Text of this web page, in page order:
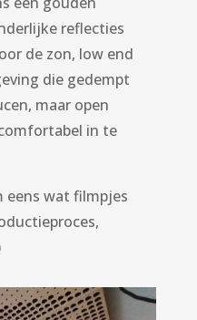
reflecties
de zon, low end
die gedempt
maar open
in te
eens wat filmpjes